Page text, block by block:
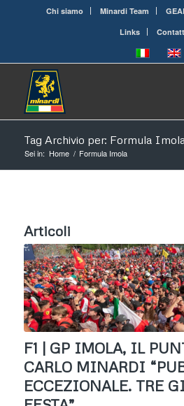
Chi siamo Minardi Team
Links
Tag Archivio per: Formula
Sei in: Home / Formula Imola
Articoli
F1 | GP IMOLA, IL
CARLO MINARDI
ECCEZIONALE. TRE